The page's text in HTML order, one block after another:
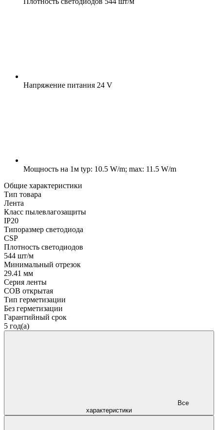
Напряжение питания 24 V
Мощность на 1м typ: 10.5 W/m; max: 11.5 W/m
Общие характеристики
Тип товара
Лента
Класс пылевлагозащиты
IP20
Типоразмер светодиода
CSP
Плотность светодиодов
544 шт/м
Минимальный отрезок
29.41 мм
Серия ленты
COB открытая
Тип герметизации
Без герметизации
Гарантийный срок
5 год(а)
характеристики